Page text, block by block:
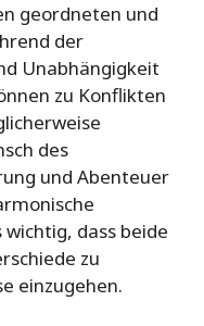
geordneten und
der
Unabhängigkeit
zu Konflikten
des
und Abenteuer
dass beide
zu
einzugehen.